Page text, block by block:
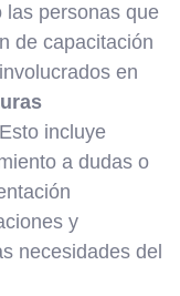
las personas que
de capacitación
en
incluye
a dudas o
y
necesidades del